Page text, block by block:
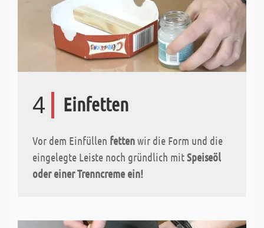
4 Einfetten
Vor dem Einfüllen fettenwir die Form und die
eingelegte Leiste noch gründlich mitSpeiseöl
oder einer Trenncreme ein!